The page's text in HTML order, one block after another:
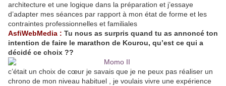
architecture et une logique dans la préparation et j’essaye
d’adapter mes séances par rapport à mon état de forme et les
contraintes professionnelles et familiales
AsfiWebMedia : Tu nous as surpris quand tu as annoncé ton
intention de faire le marathon de Kourou, qu’est ce qui a
décidé ce choix ??
c’était un choix de cœur je savais que je ne peux pas réaliser un
chrono de mon niveau habituel , je voulais vivre une expérience